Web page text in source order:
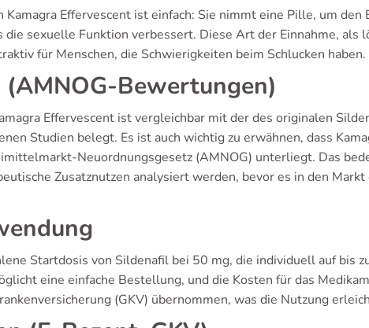
Kamagra Effervescent ist einfach: Sie nimmt eine Pille, um den
die sexuelle Funktion verbessert. Diese Art der Einnahme, als
für Menschen, die Schwierigkeiten beim Schlucken haben.
Bewertungen)
Effervescent ist vergleichbar mit der des originalen
Studien belegt. Es ist auch wichtig zu erwähnen, dass
Neuordnungsgesetz (AMNOG) unterliegt. Das
Zusatznutzen analysiert werden, bevor es in den
Startdosis von Sildenafil bei 50 mg, die individuell auf bis
eine einfache Bestellung, und die Kosten für das
(GKV) übernommen, was die Nutzung